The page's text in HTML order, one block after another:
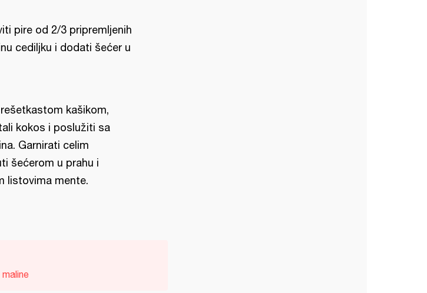
pire od 2/3 pripremljenih
cediljku i dodati šećer u
kašikom,
kokos i poslužiti sa
Garnirati celim
šećerom u prahu i
listovima mente.
maline